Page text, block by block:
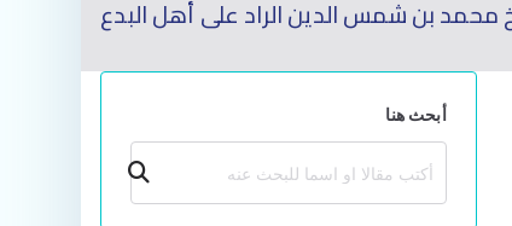
محمد بن شمس الدين الراد على أهل البدع
أبحث هنا
بحث